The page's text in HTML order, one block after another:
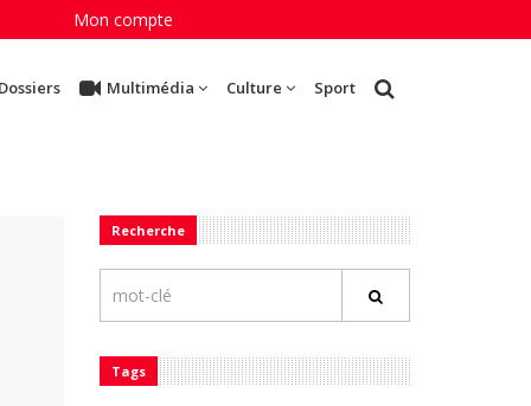
Mon compte
Dossiers Multimédia Culture Sport
Recherche
Tags